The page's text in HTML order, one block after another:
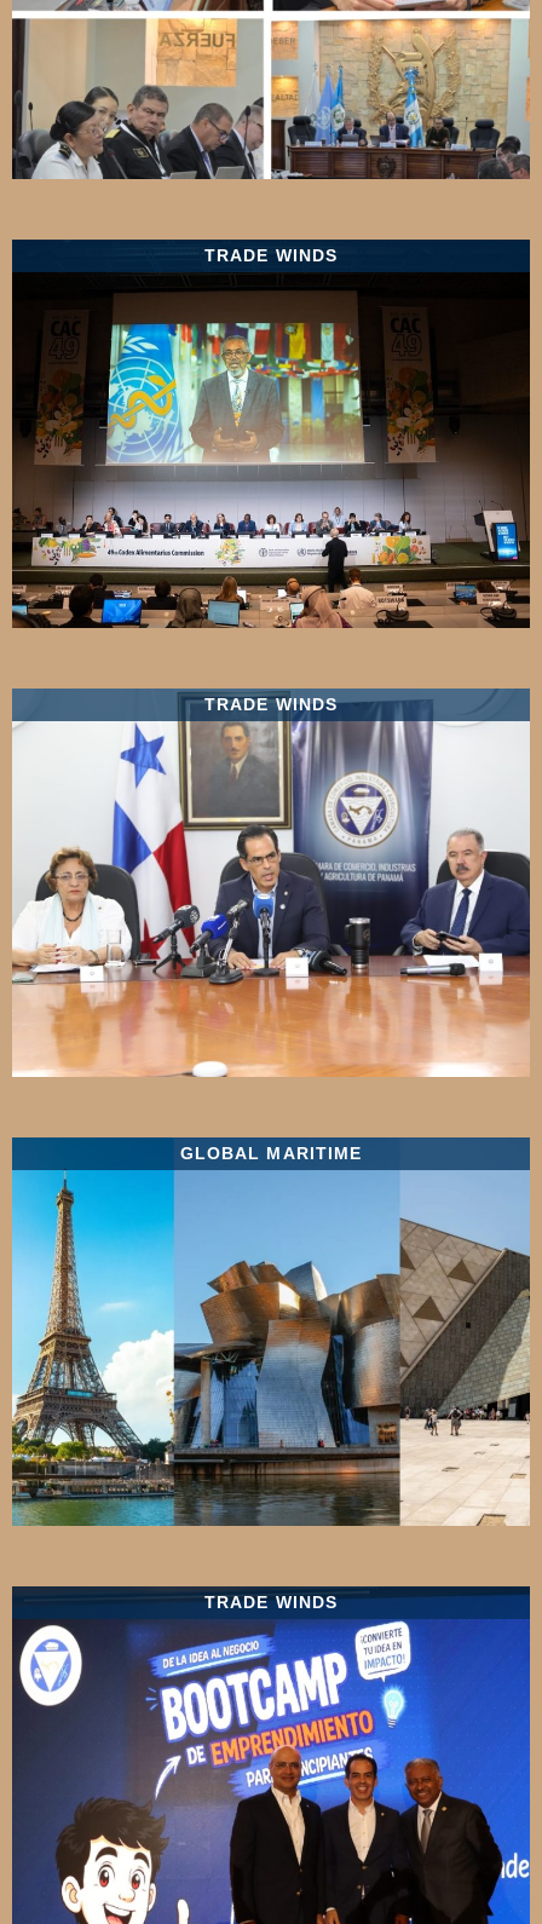
TRADE WINDS
TRADE WINDS
GLOBAL MARITIME
TRADE WINDS